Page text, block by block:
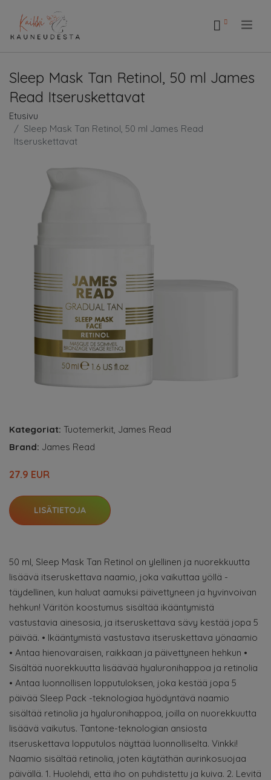
Sleep Mask Tan Retinol, 50 ml James
Read Itseruskettavat
Etusivu
Sleep Mask Tan Retinol, 50 ml James Read
Itseruskettavat
Kategoriat: Tuotemerkit, James Read
Brand: James Read
27.9 EUR
LISÄTIETOJA
50 ml, Sleep Mask Tan Retinol on ylellinen ja nuorekkuutta
lisäävä itseruskettava naamio, joka vaikuttaa yöllä -
täydellinen, kun haluat aamuksi päivettyneen ja hyvinvoivan
hehkun! Väritön koostumus sisältää ikääntymistä
vastustavia ainesosia, ja itseruskettava sävy kestää jopa 5
päivää. • Ikääntymistä vastustava itseruskettava yönaamio
• Antaa hienovaraisen, raikkaan ja päivettyneen hehkun •
Sisältää nuorekkuutta lisäävää hyaluronihappoa ja retinolia
• Antaa luonnollisen lopputuloksen, joka kestää jopa 5
päivää Sleep Pack -teknologiaa hyödyntävä naamio
sisältää retinolia ja hyaluronihappoa, joilla on nuorekkuutta
lisäävä vaikutus. Tantone-teknologian ansiosta
itseruskettava lopputulos näyttää luonnolliselta. Vinkki!
Naamio sisältää retinolia, joten käytäthän aurinkosuojaa
päivällä. 1. Huolehdi, että iho on puhdistettu ja kuiva. 2. Levitä